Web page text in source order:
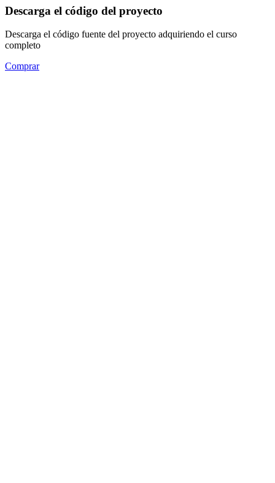
Descarga el código del proyecto
Descarga el código fuente del proyecto adquiriendo el curso
completo
Comprar